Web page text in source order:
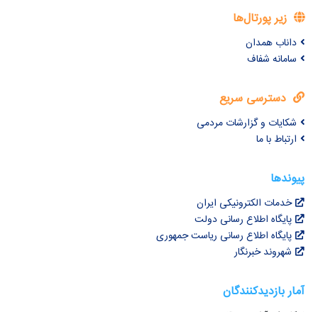
زیر پورتال‌ها
داناب همدان
سامانه شفاف
دسترسی سریع
شکایات و گزارشات مردمی
ارتباط با ما
پیوندها
خدمات الکترونیکی ایران
پایگاه اطلاع رسانی دولت
پایگاه اطلاع رسانی ریاست جمهوری
شهروند خبرنگار
آمار بازدیدکنندگان